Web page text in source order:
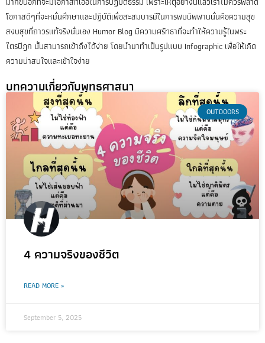
โอกาสดีๆที่จะหมั่นศึกษาและปฏิบัติเพื่อสะสมบารมีในการพบนิพพานนั่นคือความสุข
สงบสุขที่ถาวรแท้จริงนั่นเอง Humor Blog มีความศรัทธาที่จะทำให้ความรู้ในพระ
ไตรปิฎก นั้นสามารถเข้าถึงได้ง่าย โดยนำมาทำเป็นรูปแบบ Infographic เพื่อให้เกิด
ความน่าสนใจและเข้าใจง่าย
บทความเกี่ยวกับพุทธศาสนา
OUTDOORS
4 ความจริงของชีวิต
READ MORE »
September 5, 2025